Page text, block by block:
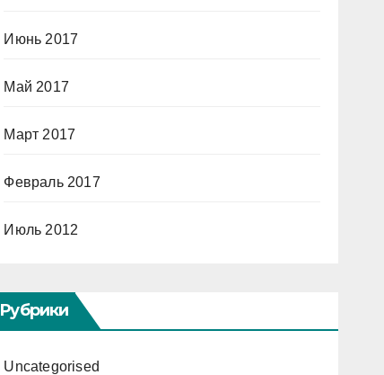
Июнь 2017
Май 2017
Март 2017
Февраль 2017
Июль 2012
Рубрики
Uncategorised